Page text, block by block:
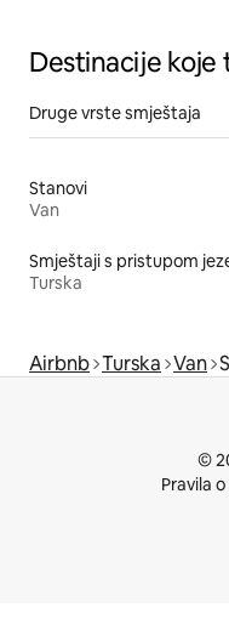
Destinacije koje
Druge vrste smještaja
Stanovi
Van
Smještaji s pristupom
Turska
Airbnb Turska Van
©
Pravila